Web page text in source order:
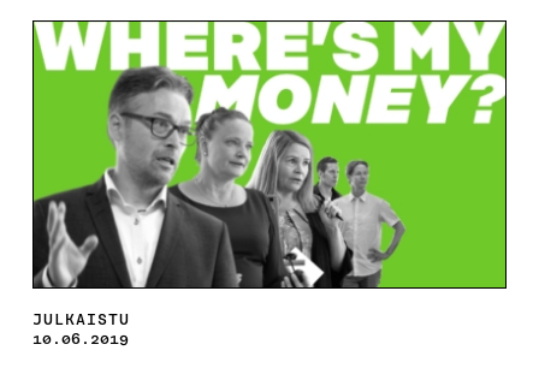
JULKAISTU
10.06.2019